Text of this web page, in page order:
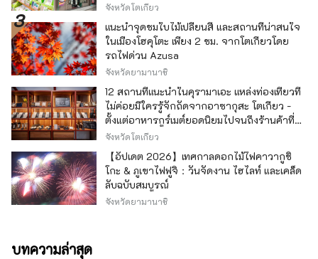
จังหวัดโตเกียว
แนะนำจุดชมใบไม้เปลี่ยนสี และสถานที่น่าสนใจ
ในเมืองโฮคุโตะ เพียง 2 ชม. จากโตเกียวโดย
รถไฟด่วน Azusa
จังหวัดยามานาชิ
12 สถานที่แนะนำในคุรามาเอะ แหล่งท่องเที่ยวที่
ไม่ค่อยมีใครรู้จักถัดจากอาซากุสะ โตเกียว -
ตั้งแต่อาหารกูร์เมต์ยอดนิยมไปจนถึงร้านค้าที่มี
เอกลักษณ์ -
จังหวัดโตเกียว
【อัปเดต 2026】เทศกาลดอกไม้ไฟคาวากูชิ
โกะ & ภูเขาไฟฟูจิ：วันจัดงาน ไฮไลท์ และเคล็ด
ลับฉบับสมบูรณ์
จังหวัดยามานาชิ
บทความล่าสุด